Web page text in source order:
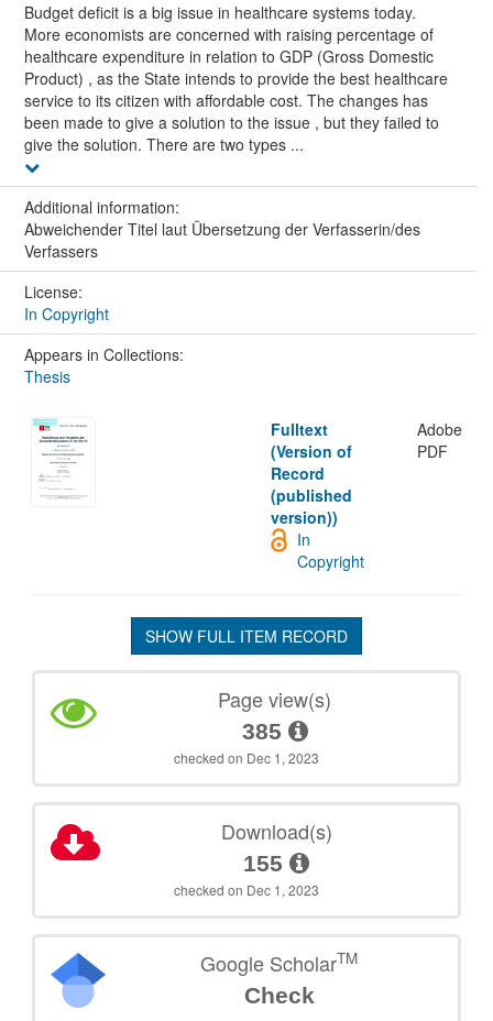
Budget deficit is a big issue in healthcare systems today.
More economists are concerned with raising percentage of
healthcare expenditure in relation to GDP (Gross Domestic
Product) , as the State intends to provide the best healthcare
service to its citizen with affordable cost. The changes has
been made to give a solution to the issue , but they failed to
give the solution. There are two types ...
Additional information:
Abweichender Titel laut Übersetzung der Verfasserin/des
Verfassers
License:
In Copyright
Appears in Collections:
Thesis
Fulltext
(Version of
Record
(published
version))
Adobe
PDF
In
Copyright
SHOW FULL ITEM RECORD
Page view(s)
385
checked on Dec 1, 2023
Download(s)
155
checked on Dec 1, 2023
Google ScholarTM
Check